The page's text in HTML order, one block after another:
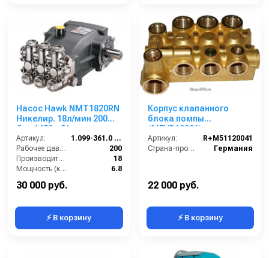
Насос Hawk NMT1820RN
Никелир. 18л/мин 200
бар 1450 об/мин
Артикул:
1.099-361.0 NMT1820RN
Рабочее давление (бар):
200
Производительность (л/мин):
18
Мощность (кВт):
6.8
Обороты двигателя (об/мин):
30 000 руб.
⚡ В корзину
Корпус клапанного
блока помпы
(MFVR18931)
Артикул:
R+M51120041
Страна-производитель:
Германия
22 000 руб.
⚡ В корзину